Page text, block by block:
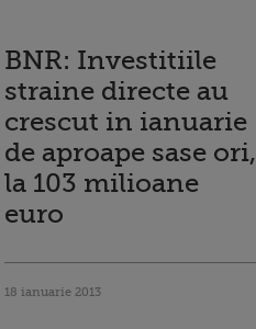
BNR: Investitiile
straine directe au
crescut in ianuarie
de aproape sase ori,
la 103 milioane
euro
18 ianuarie 2013